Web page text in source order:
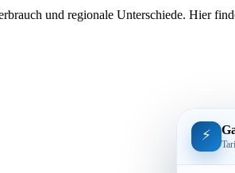
und regionale Unterschiede. Hier
⚡